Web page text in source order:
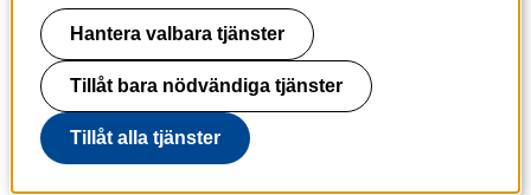
Faktura och betalning KTH
Om KTH:s webbplatser
Tillgänglighetsredogörelse
Hantera valbara tjänster
Tillåt bara nödvändiga tjänster
Tillåt alla tjänster